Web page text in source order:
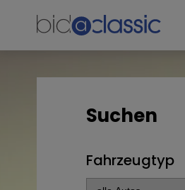
Suchen
Fahrzeugtyp